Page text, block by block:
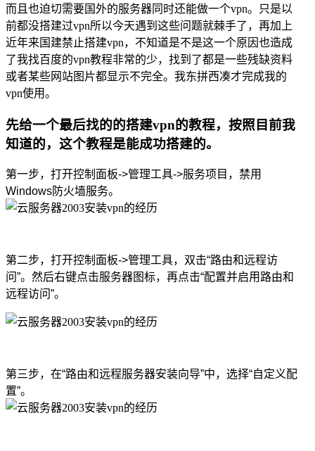
而且也迫切需要国外的服务器同时还能做一个vpn。只是以
前都没搭建过vpn所以今天遇到这些问题就棘手了，再加上
近年来国建禁止搭建vpn，不知道是不是这一个原因也造成
了我找百度的vpn教程非常的少，找到了都是一些残缺资料
或者某些网站图片都显示不完全。我东拼西凑才完成我的
vpn使用。
先给一个最后找的的搭建vpn的教程，按照目前我
知道的，这个教程是能成功搭建的。
第一步，打开控制面板->管理工具->服务项目，禁用
Windows防火墙服务。
第二步，打开控制面板->管理工具，双击“路由和远程访
问”。然后右键点击服务器图标，再点击“配置并启用路由和
远程访问”。
第三步，在“路由和远程服务器安装向导”中，选择“自定义配
置”。